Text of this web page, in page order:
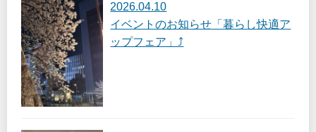
2026.04.10
イベントのお知らせ「暮らし快適ア
ップフェア」⤴